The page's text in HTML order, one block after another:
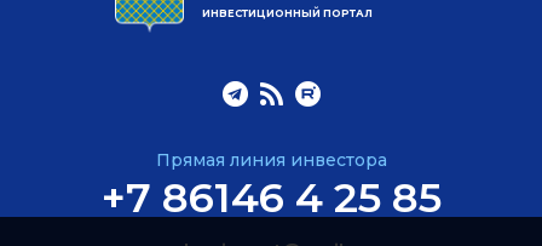
ИНВЕСТИЦИОННЫЙ ПОРТАЛ
Прямая линия инвестора
+7 86146 4 25 85